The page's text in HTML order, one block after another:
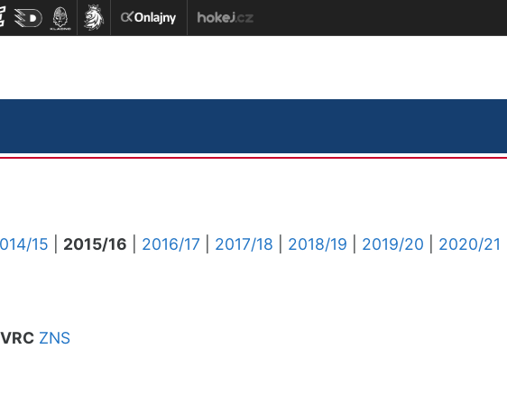
15 2015/16 2016/17 2017/18 2018/19 2019/20
2020/21
VRC ZNS